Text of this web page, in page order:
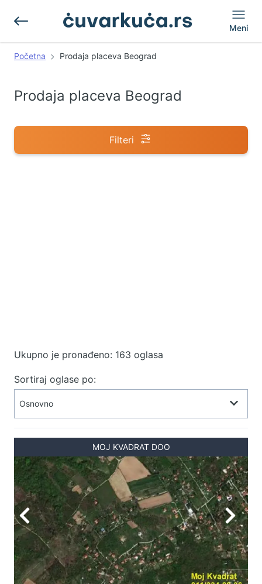
Meni
Početna Prodaja placeva Beograd
Prodaja placeva Beograd
Filteri
Ukupno je pronađeno: 163 oglasa
Sortiraj oglase po:
MOJ KVADRAT DOO